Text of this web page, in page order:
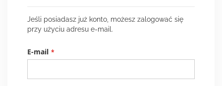
Jeśli posiadasz już konto, możesz zalogować się
przy użyciu adresu e-mail.
E-mail